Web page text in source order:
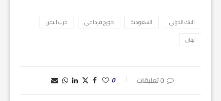
البنك الدولي السعودية جورج قرداحي
حرب اليمن
لبنان
0 تعليقات 0